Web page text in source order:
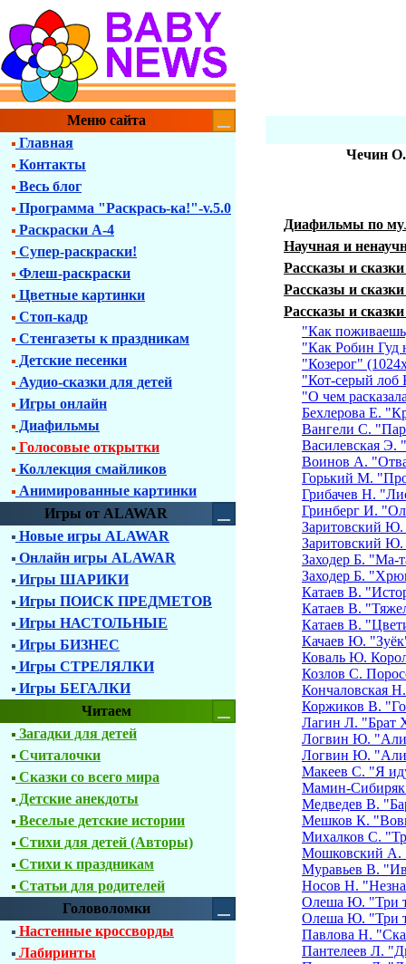
Меню сайта
Главная
Контакты
Весь блог
Программа "Раскрась-ка!"-v.5.0
Раскраски А-4
Супер-раскраски!
Флеш-раскраски
Цветные картинки
Стоп-кадр
Стенгазеты к праздникам
Детские песенки
Аудио-сказки для детей
Игры онлайн
Диафильмы
Голосовые открытки
Коллекция смайликов
Анимированные картинки
Игры от ALAWAR
Новые игры ALAWAR
Онлайн игры ALAWAR
Игры ШАРИКИ
Игры ПОИСК ПРЕДМЕТОВ
Игры НАСТОЛЬНЫЕ
Игры БИЗНЕС
Игры СТРЕЛЯЛКИ
Игры БЕГАЛКИ
Читаем
Загадки для детей
Считалочки
Сказки со всего мира
Детские анекдоты
Веселые детские истории
Стихи для детей (Авторы)
Стихи к праздникам
Статьи для родителей
Головоломки
Настенные кроссворды
Лабиринты
Чечин
Диафильмы по
Научная и
Рассказы и
Рассказы и
Рассказы и
"Как
"Как Робин Гуд
"Козерог"
"Кот-серый лоб
"О чем
Бехлерова Е.
Вангели С.
Василевская
Воинов А.
Горький М.
Грибачев Н.
Гринберг И.
Заритовский
Заритовский Ю.
Заходер Б. "Ма-
Заходер Б.
Катаев В.
Катаев В.
Катаев В.
Качаев Ю.
Коваль Ю.
Козлов С.
Кончаловская
Коржиков В.
Лагин Л. "Брат
Логвин Ю. "Али-
Логвин Ю. "Али-
Макеев С. "Я
Мамин-Сибиряк
Медведев В.
Мешков К.
Михалков С.
Мошковский А.
Муравьев В.
Носов Н.
Олеша Ю. "Три
Олеша Ю. "Три
Павлова Н.
Пантелеев Л.